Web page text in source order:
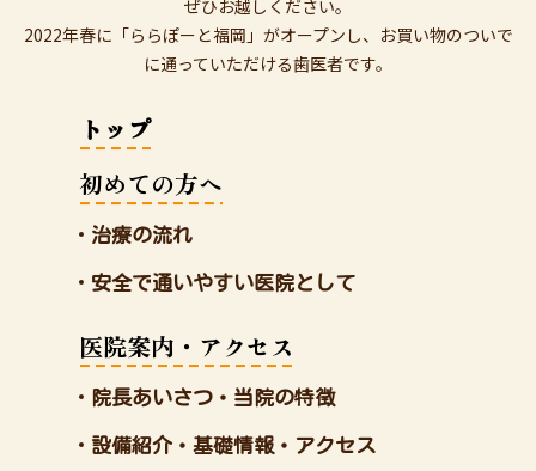
ぜひお越しください。
2022年春に「ららぽーと福岡」がオープンし、お買い物のついで
に通っていただける歯医者です。
トップ
初めての方へ
治療の流れ
安全で通いやすい医院として
医院案内・アクセス
院長あいさつ・当院の特徴
設備紹介・基礎情報・アクセス